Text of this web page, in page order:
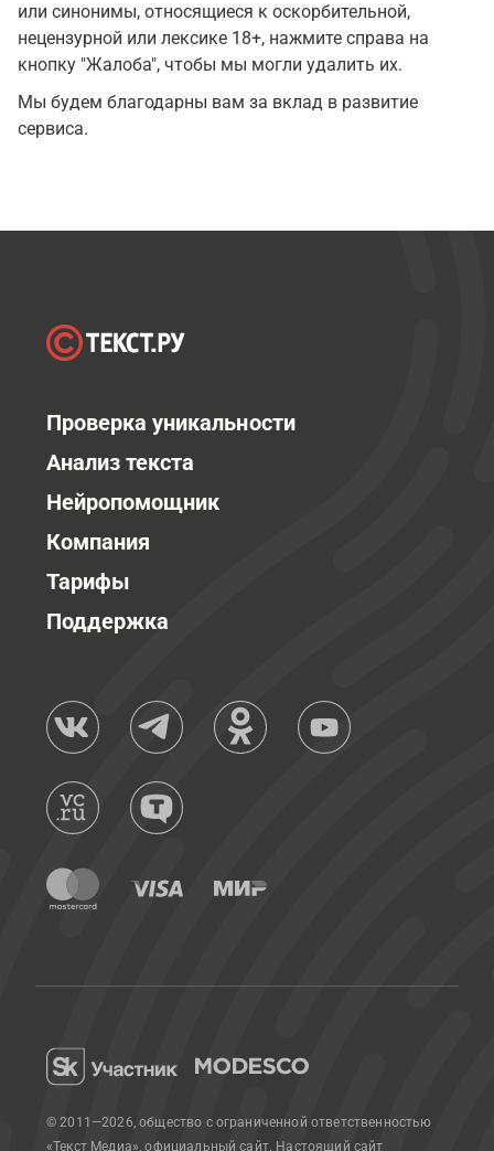
или синонимы, относящиеся к оскорбительной,
нецензурной или лексике 18+, нажмите справа на
кнопку "Жалоба", чтобы мы могли удалить их.
Мы будем благодарны вам за вклад в развитие
сервиса.
Проверка уникальности
Анализ текста
Нейропомощник
Компания
Тарифы
Поддержка
© 2011—2026, общество с ограниченной ответственностью
«Текст Медиа», официальный сайт. Настоящий сайт